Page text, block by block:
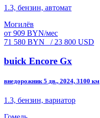
1.3, бензин, автомат
Могилёв
от 909 BYN/мес
71 580 BYN
/ 23 800 USD
buick Encore Gx
внедорожник 5 дв., 2024, 3100 км
1.3, бензин, вариатор